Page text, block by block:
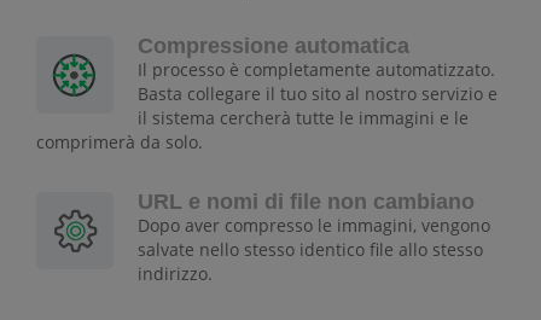
Compressione automatica
Il processo è completamente automatizzato.
Basta collegare il tuo sito al nostro servizio e
il sistema cercherà tutte le immagini e le
comprimerà da solo.
URL e nomi di file non cambiano
Dopo aver compresso le immagini, vengono
salvate nello stesso identico file allo stesso
indirizzo.